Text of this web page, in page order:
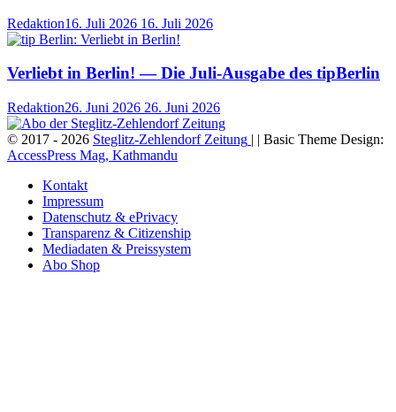
Redaktion16. Juli 2026 16. Juli 2026
Verliebt in Berlin! — Die Juli-Ausgabe des tipBerlin
Redaktion26. Juni 2026 26. Juni 2026
© 2017 - 2026 Steglitz-Zehlendorf Zeitung | | Basic Theme Design:
AccessPress Mag, Kathmandu
Kontakt
Impressum
Datenschutz & ePrivacy
Transparenz & Citizenship
Mediadaten & Preissystem
Abo Shop